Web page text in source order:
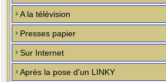
A la télévision
Presses papier
Sur Internet
Après la pose d'un LINKY